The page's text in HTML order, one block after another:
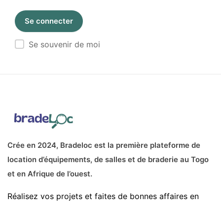
Se souvenir de moi
Crée en 2024, Bradeloc est la première plateforme de
location d’équipements, de salles et de braderie au Togo
et en Afrique de l’ouest.
Réalisez vos projets et faites de bonnes affaires en